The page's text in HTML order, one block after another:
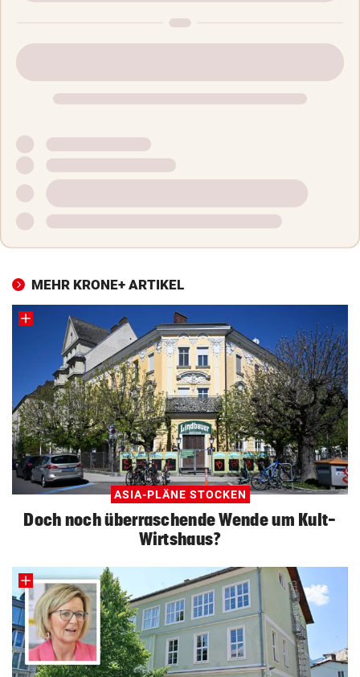
MEHR KRONE+ ARTIKEL
ASIA-PLÄNE STOCKEN
Doch noch überraschende Wende um Kult-
Wirtshaus?